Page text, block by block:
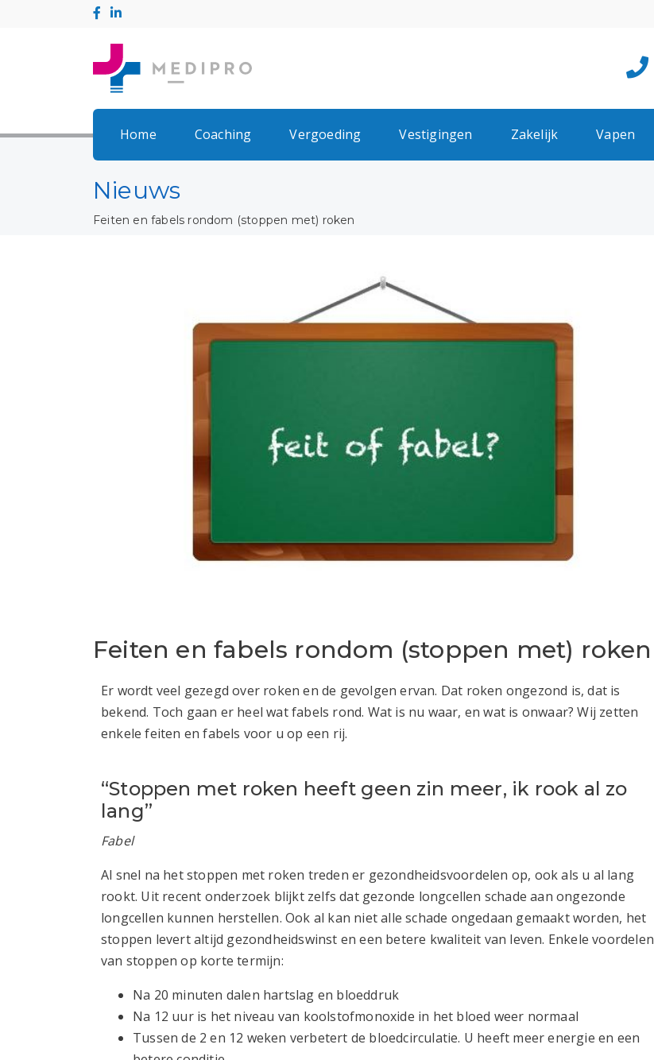
Home Coaching Vergoeding Vestigingen Zakelijk Vapen
Nieuws
Feiten en fabels rondom (stoppen met) roken
Feiten en fabels rondom (stoppen met) roken
Er wordt veel gezegd over roken en de gevolgen ervan. Dat roken ongezond is, dat is
bekend. Toch gaan er heel wat fabels rond. Wat is nu waar, en wat is onwaar? Wij zetten
enkele feiten en fabels voor u op een rij.
“Stoppen met roken heeft geen zin meer, ik rook al zo
lang”
Fabel
Al snel na het stoppen met roken treden er gezondheidsvoordelen op, ook als u al lang
rookt. Uit recent onderzoek blijkt zelfs dat gezonde longcellen schade aan ongezonde
longcellen kunnen herstellen. Ook al kan niet alle schade ongedaan gemaakt worden, het
stoppen levert altijd gezondheidswinst en een betere kwaliteit van leven. Enkele voordelen
van stoppen op korte termijn:
Na 20 minuten dalen hartslag en bloeddruk
Na 12 uur is het niveau van koolstofmonoxide in het bloed weer normaal
Tussen de 2 en 12 weken verbetert de bloedcirculatie. U heeft meer energie en een